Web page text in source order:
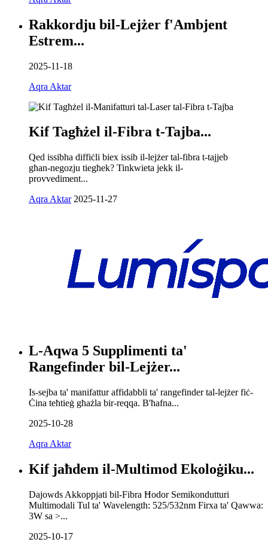
Rakkordju bil-Lejżer f'Ambjent
Estrem...
2025-11-18
Aqra Aktar
Kif Tagħżel il-Fibra t-Tajba...
Qed issibha diffiċli biex issib il-lejżer tal-fibra t-tajjeb
għan-negozju tiegħek? Tinkwieta jekk il-
provvediment...
Aqra Aktar 2025-11-27
L-Aqwa 5 Supplimenti ta'
Rangefinder bil-Lejżer...
Is-sejba ta' manifattur affidabbli ta' rangefinder tal-lejżer fiċ-
Ċina teħtieġ għażla bir-reqqa. B'ħafna...
2025-10-28
Aqra Aktar
Kif jaħdem il-Multimod Ekoloġiku...
Dajowds Akkoppjati bil-Fibra Ħodor Semikondutturi
Multimodali Tul ta' Wavelength: 525/532nm Firxa ta' Qawwa:
3W sa >...
2025-10-17